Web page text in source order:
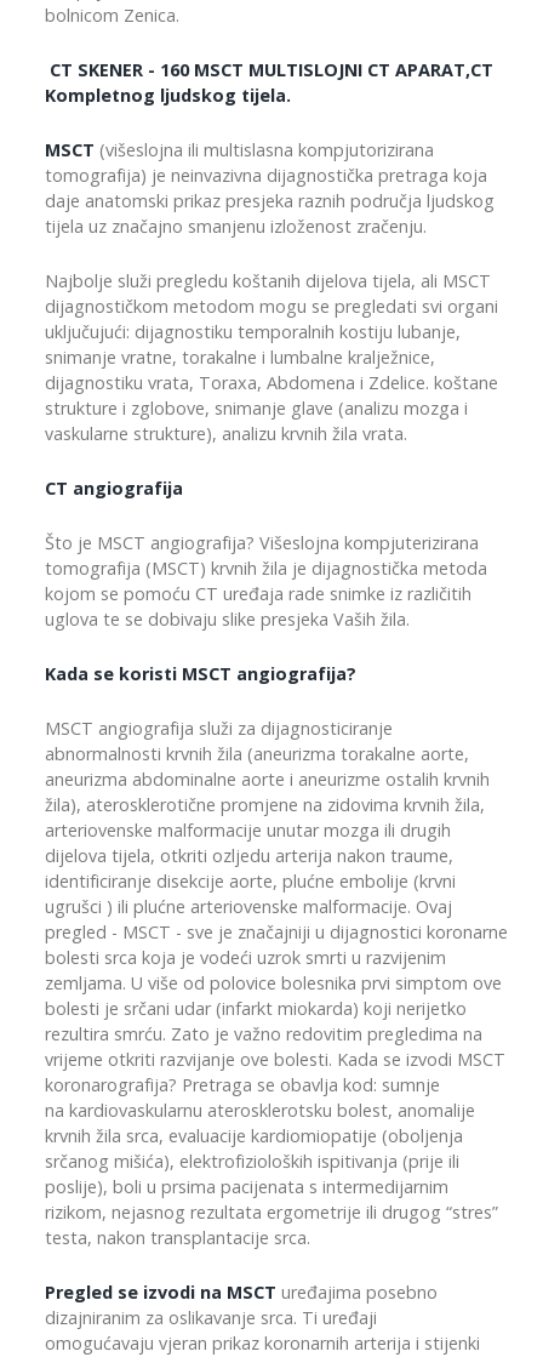
bolnicom Zenica.
CT SKENER - 160 MSCT MULTISLOJNI CT APARAT,CT
Kompletnog ljudskog tijela.
MSCT (višeslojna ili multislasna kompjutorizirana
tomografija) je neinvazivna dijagnostička pretraga koja
daje anatomski prikaz presjeka raznih područja ljudskog
tijela uz značajno smanjenu izloženost zračenju.
Najbolje služi pregledu koštanih dijelova tijela, ali MSCT
dijagnostičkom metodom mogu se pregledati svi organi
uključujući: dijagnostiku temporalnih kostiju lubanje,
snimanje vratne, torakalne i lumbalne kralježnice,
dijagnostiku vrata, Toraxa, Abdomena i Zdelice. koštane
strukture i zglobove, snimanje glave (analizu mozga i
vaskularne strukture), analizu krvnih žila vrata.
CT angiografija
Što je MSCT angiografija? Višeslojna kompjuterizirana
tomografija (MSCT) krvnih žila je dijagnostička metoda
kojom se pomoću CT uređaja rade snimke iz različitih
uglova te se dobivaju slike presjeka Vaših žila.
Kada se koristi MSCT angiografija?
MSCT angiografija služi za dijagnosticiranje
abnormalnosti krvnih žila (aneurizma torakalne aorte,
aneurizma abdominalne aorte i aneurizme ostalih krvnih
žila), aterosklerotične promjene na zidovima krvnih žila,
arteriovenske malformacije unutar mozga ili drugih
dijelova tijela, otkriti ozljedu arterija nakon traume,
identificiranje disekcije aorte, plućne embolije (krvni
ugrušci ) ili plućne arteriovenske malformacije. Ovaj
pregled - MSCT - sve je značajniji u dijagnostici koronarne
bolesti srca koja je vodeći uzrok smrti u razvijenim
zemljama. U više od polovice bolesnika prvi simptom ove
bolesti je srčani udar (infarkt miokarda) koji nerijetko
rezultira smrću. Zato je važno redovitim pregledima na
vrijeme otkriti razvijanje ove bolesti. Kada se izvodi MSCT
koronarografija? Pretraga se obavlja kod: sumnje
na kardiovaskularnu aterosklerotsku bolest, anomalije
krvnih žila srca, evaluacije kardiomiopatije (oboljenja
srčanog mišića), elektrofizioloških ispitivanja (prije ili
poslije), boli u prsima pacijenata s intermedijarnim
rizikom, nejasnog rezultata ergometrije ili drugog “stres”
testa, nakon transplantacije srca.
Pregled se izvodi na MSCT uređajima posebno
dizajniranim za oslikavanje srca. Ti uređaji
omogućavaju vjeran prikaz koronarnih arterija i stijenki